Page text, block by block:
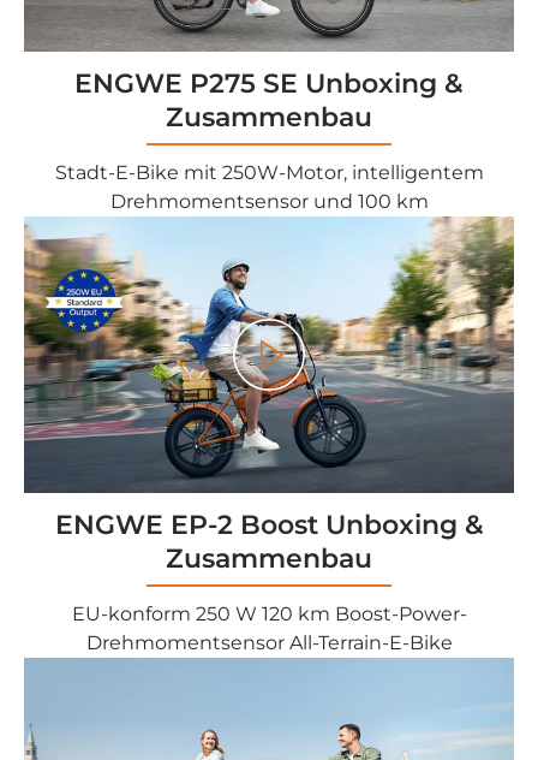
ENGWE P275 SE Unboxing &
Zusammenbau
Stadt-E-Bike mit 250W-Motor, intelligentem
Drehmomentsensor und 100 km
Play
ENGWE EP-2 Boost Unboxing &
Zusammenbau
EU-konform 250 W 120 km Boost-Power-
Drehmomentsensor All-Terrain-E-Bike